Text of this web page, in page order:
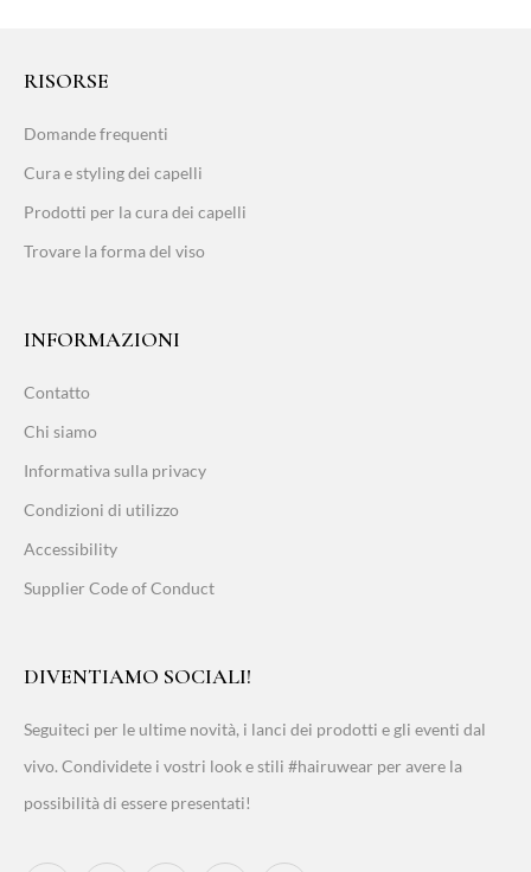
RISORSE
Domande frequenti
Cura e styling dei capelli
Prodotti per la cura dei capelli
Trovare la forma del viso
INFORMAZIONI
Contatto
Chi siamo
Informativa sulla privacy
Condizioni di utilizzo
Accessibility
Supplier Code of Conduct
DIVENTIAMO SOCIALI!
Seguiteci per le ultime novità, i lanci dei prodotti e gli eventi dal
vivo. Condividete i vostri look e stili #hairuwear per avere la
possibilità di essere presentati!